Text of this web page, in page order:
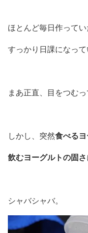
ほとんど毎日作って
すっかり日課になって
まあ正直、目をつむ
しかし、突然食べる
飲むヨーグルトの固さ
シャバシャバ。